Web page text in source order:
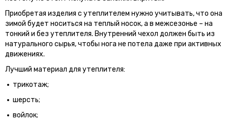
Приобретая изделия с утеплителем нужно учитывать, что она
зимой будет носиться на теплый носок, а в межсезонье – на
тонкий и без утеплителя. Внутренний чехол должен быть из
натурального сырья, чтобы нога не потела даже при активных
движениях.
Лучший материал для утеплителя:
трикотаж;
шерсть;
войлок;